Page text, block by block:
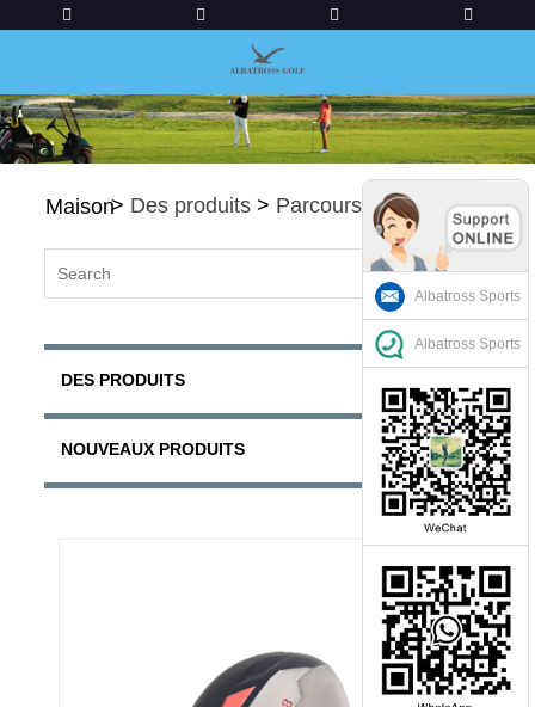
Maison> Des produits > Parcours de golf
DES PRODUITS
NOUVEAUX PRODUITS
Albatross Sports
Albatross Sports